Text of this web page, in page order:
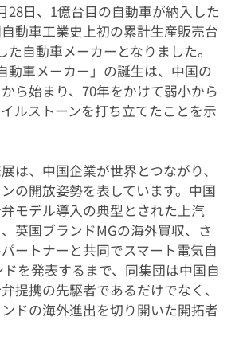
28日、1億台目の自動車が納入した
動車工業史上初の累計生産販売台
自動車メーカーとなりました。
動車メーカー」の誕生は、中国の
ら始まり、70年をかけて弱小から
ルストーンを打ち立てたことを示
は、中国企業が世界とつながり、
の開放姿勢を表しています。中国
モデル導入の典型とされた上汽
英国ブランドMGの海外買収、さ
ートナーと共同でスマート電気自
を発表するまで、同集団は中国自
提携の先駆者であるだけでなく、
ドの海外進出を切り開いた開拓者